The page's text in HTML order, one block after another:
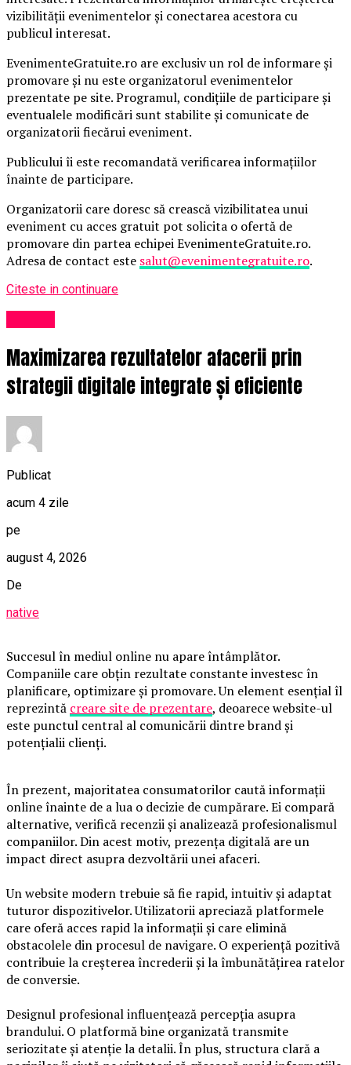
vizibilității evenimentelor și conectarea acestora cu
publicul interesat.
EvenimenteGratuite.ro are exclusiv un rol de informare și
promovare și nu este organizatorul evenimentelor
prezentate pe site. Programul, condițiile de participare și
eventualele modificări sunt stabilite și comunicate de
organizatorii fiecărui eveniment.
Publicului îi este recomandată verificarea informațiilor
înainte de participare.
Organizatorii care doresc să crească vizibilitatea unui
eveniment cu acces gratuit pot solicita o ofertă de
promovare din partea echipei EvenimenteGratuite.ro.
Adresa de contact este salut@evenimentegratuite.ro.
Citeste in continuare
Maximizarea rezultatelor afacerii prin
strategii digitale integrate și eficiente
Publicat
acum 4 zile
pe
august 4, 2026
De
native
Succesul în mediul online nu apare întâmplător.
Companiile care obțin rezultate constante investesc în
planificare, optimizare și promovare. Un element esențial îl
reprezintă creare site de prezentare, deoarece website-ul
este punctul central al comunicării dintre brand și
potențialii clienți.
În prezent, majoritatea consumatorilor caută informații
online înainte de a lua o decizie de cumpărare. Ei compară
alternative, verifică recenzii și analizează profesionalismul
companiilor. Din acest motiv, prezența digitală are un
impact direct asupra dezvoltării unei afaceri.
Un website modern trebuie să fie rapid, intuitiv și adaptat
tuturor dispozitivelor. Utilizatorii apreciază platformele
care oferă acces rapid la informații și care elimină
obstacolele din procesul de navigare. O experiență pozitivă
contribuie la creșterea încrederii și la îmbunătățirea ratelor
de conversie.
Designul profesional influențează percepția asupra
brandului. O platformă bine organizată transmite
seriozitate și atenție la detalii. În plus, structura clară a